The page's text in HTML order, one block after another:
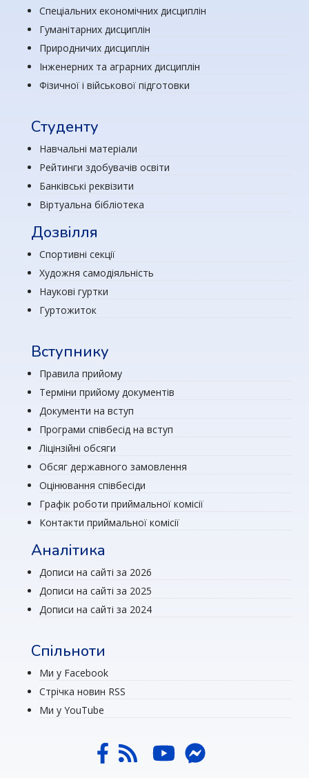
Спеціальних економічних дисциплін
Гуманітарних дисциплін
Природничих дисциплін
Інженерних та аграрних дисциплін
Фізичної і військової підготовки
Студенту
Навчальні матеріали
Рейтинги здобувачів освіти
Банківські реквізити
Віртуальна бібліотека
Дозвілля
Спортивні секції
Художня самодіяльність
Наукові гуртки
Гуртожиток
Вступнику
Правила прийому
Терміни прийому документів
Документи на вступ
Програми співбесід на вступ
Ліцінзійні обсяги
Обсяг державного замовлення
Оцінювання співбесіди
Графік роботи приймальної комісії
Контакти приймальної комісії
Аналітика
Дописи на сайті за 2026
Дописи на сайті за 2025
Дописи на сайті за 2024
Спільноти
Ми у Facebook
Стрічка новин RSS
Ми у YouTube